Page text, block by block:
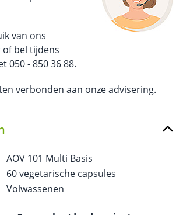
van ons
of bel tijdens
050 - 850 36 88.
verbonden aan onze advisering.
AOV 101 Multi Basis
60 vegetarische capsules
Volwassenen